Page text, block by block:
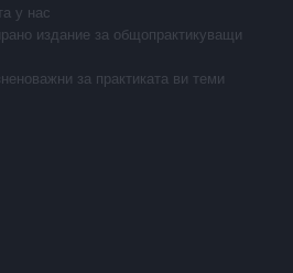
у нас
издание за общопрактикуващи
за практиката ви теми